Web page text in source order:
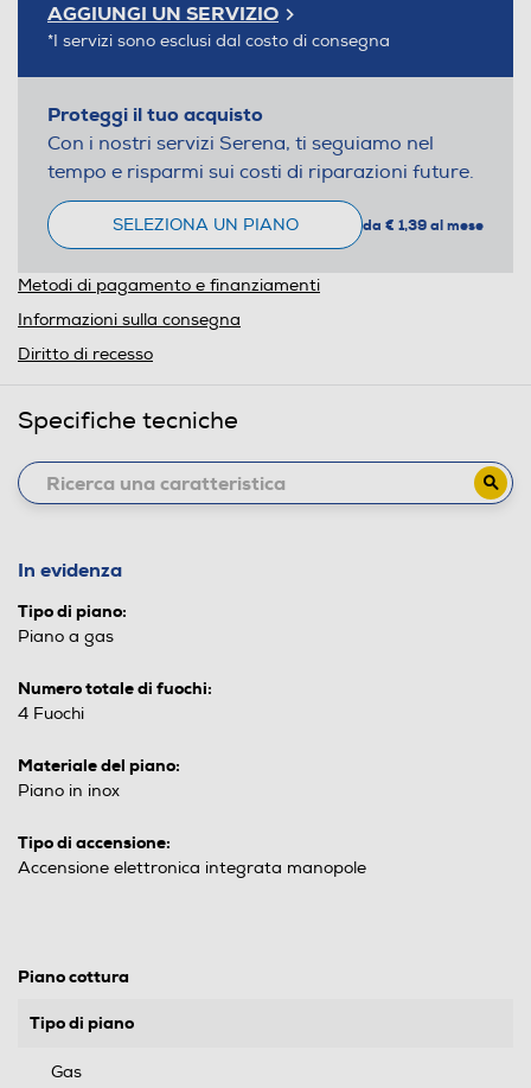
AGGIUNGI UN SERVIZIO
*I servizi sono esclusi dal costo di consegna
Proteggi il tuo acquisto
Con i nostri servizi Serena, ti seguiamo nel
tempo e risparmi sui costi di riparazioni future.
SELEZIONA UN PIANO da € 1,39 al mese
Metodi di pagamento e finanziamenti
Informazioni sulla consegna
Diritto di recesso
Specifiche tecniche
In evidenza
Tipo di piano:
Piano a gas
Numero totale di fuochi:
4 Fuochi
Materiale del piano:
Piano in inox
Tipo di accensione:
Accensione elettronica integrata manopole
Piano cottura
Tipo di piano
Gas